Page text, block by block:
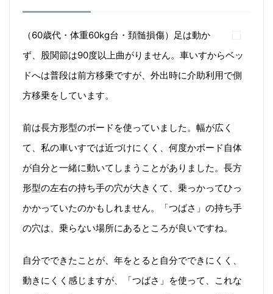
（60歳代・体重60kg台・頚髄損傷）足は動か
ず、股関節は90度以上曲がりません。車いすからベッ
ドへは普段は前方移乗ですが、外出時に介助利用で側
方移乗をしています。
前は長方形型のボードを使っていました。幅が広く
て、私の車いすでは近づけにくく、何度かボード自体
が自分と一緒に動いてしまうことがありました。長方
形型の左右の持ち手の穴が大きくて、乗っかってひっ
かかっていたのかもしれません。「つばさ」の持ち手
の穴は、乗らない場所にあるところが良いですね。
自分でできたことが、年をとると自分でできにくく、
動きにくく感じますが、「つばさ」を使って、これな